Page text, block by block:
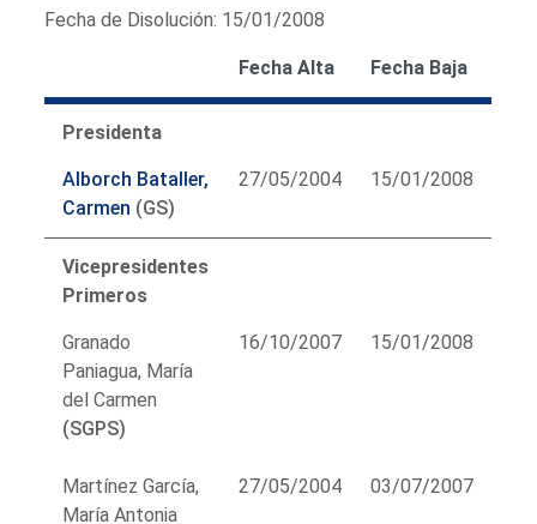
Fecha de Disolución: 15/01/2008
Fecha Alta Fecha Baja
Presidenta
Alborch Bataller,
Carmen (GS)
27/05/2004 15/01/2008
Vicepresidentes
Primeros
Granado
Paniagua, María
del Carmen
(SGPS)
16/10/2007 15/01/2008
Martínez García,
María Antonia
27/05/2004 03/07/2007